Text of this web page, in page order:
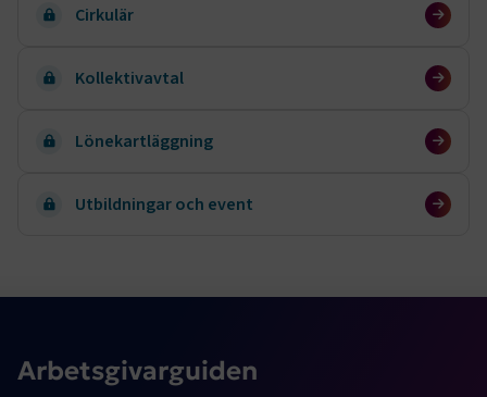
Cirkulär
Kollektivavtal
Lönekartläggning
Utbildningar och event
Arbetsgivarguiden